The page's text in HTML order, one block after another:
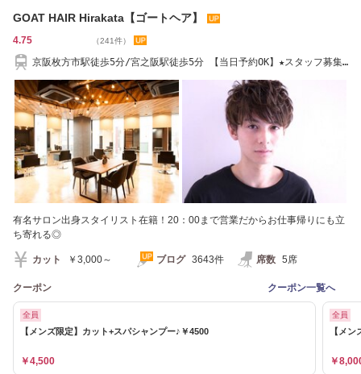
GOAT HAIR Hirakata【ゴートヘア】
4.75 （241件）
京阪枚方市駅徒歩5分/宮之阪駅徒歩5分 【当日予約OK】★スタッフ募集
有名サロン出身スタイリスト在籍！20：00まで営業だからお仕事帰りにも立
ち寄れる◎
カット ￥3,000～ ブログ 3643件 席数 5席
クーポン クーポン一覧へ
全員
【メンズ限定】カット+スパシャンプー♪￥4500
￥4,500
全員
【メ
￥